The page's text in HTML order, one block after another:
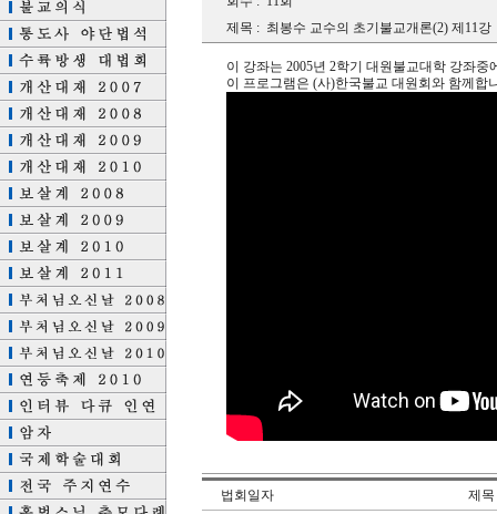
제목 : 최봉수 교수의 초기불교개론(2) 제11강
이 강좌는 2005년 2학기 대원불교대학 강좌
이 프로그램은 (사)한국불교 대원회와 함께합
법회일자
제목